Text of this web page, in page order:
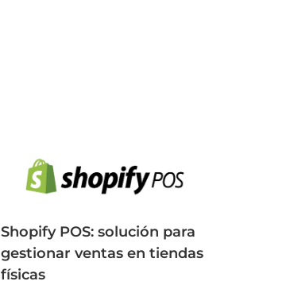
Shopify POS: solución para
gestionar ventas en tiendas
físicas